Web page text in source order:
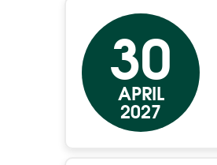
30
APRIL
2027